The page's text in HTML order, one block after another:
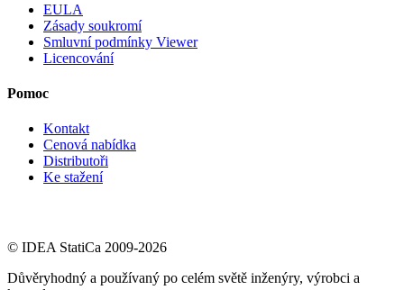
EULA
Zásady soukromí
Smluvní podmínky Viewer
Licencování
Pomoc
Kontakt
Cenová nabídka
Distributoři
Ke stažení
© IDEA StatiCa 2009-2026
Důvěryhodný a používaný po celém světě inženýry, výrobci a